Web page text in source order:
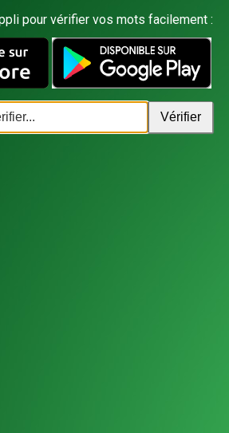
pour vérifier vos mots facilement :